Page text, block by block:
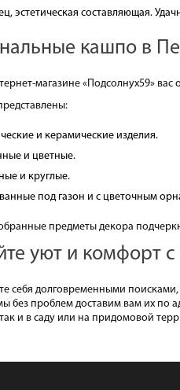
эстетическая составляющая.
кашпо в
магазине «Подсолнух59»
и керамические изделия.
и цветные.
и круглые.
под газон и с цветочным
предметы декора
уют и комфорт
себя долговременными
без проблем доставим вам их по
и в саду или на придомовой